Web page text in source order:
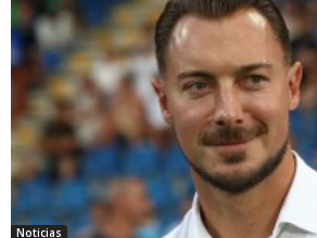
Noticias